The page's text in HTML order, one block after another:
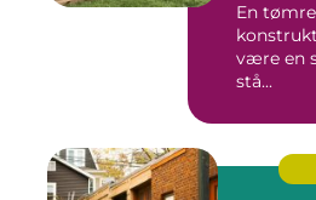
En
være en
stå...